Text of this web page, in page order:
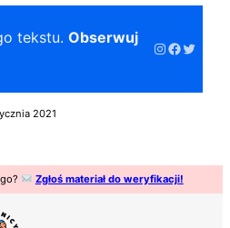
tekstu.Obserwuj
Instagram
Twitter
2021
Zgłoś materiał do weryfikacji!